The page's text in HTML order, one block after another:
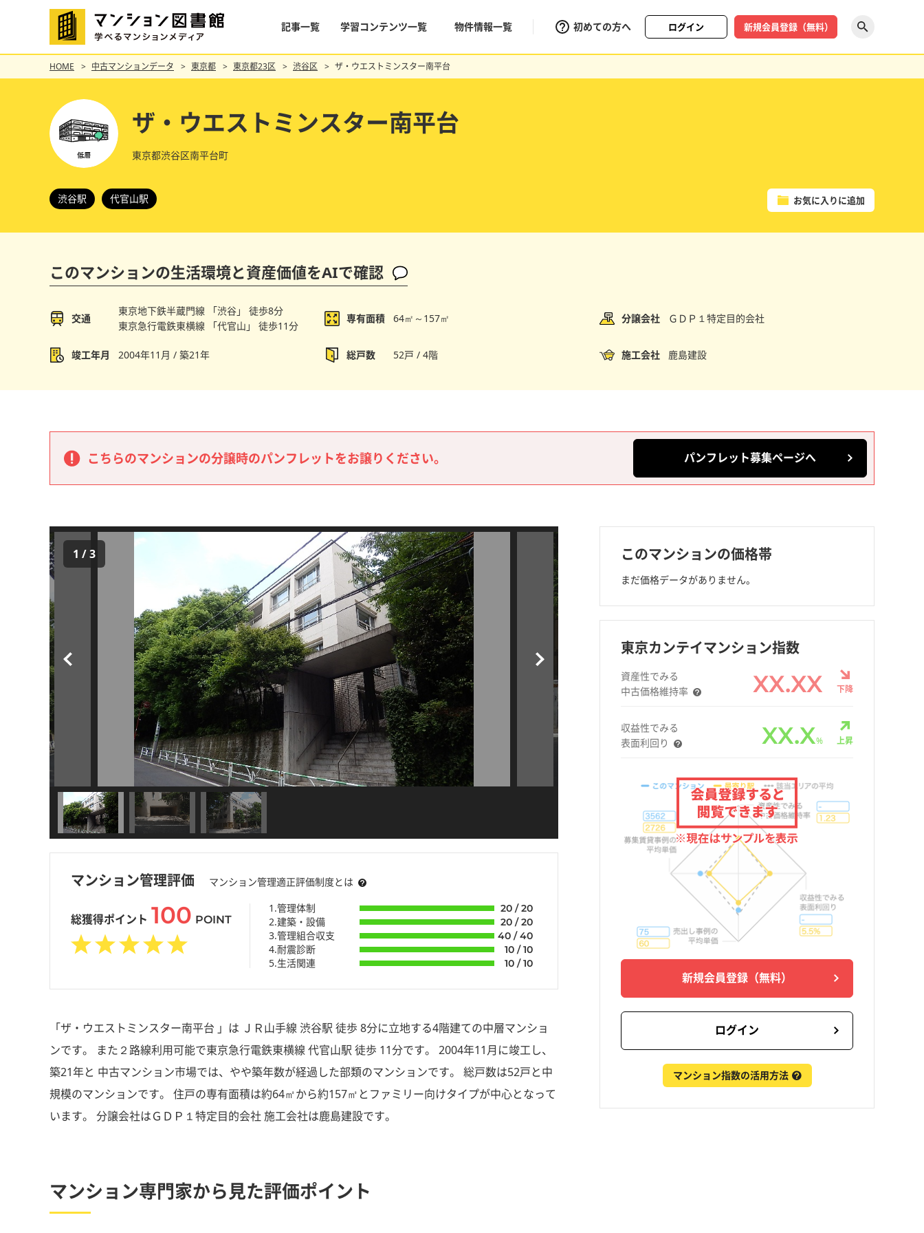
記事一覧 学習コンテンツ一覧 物件情報一覧 初めての方へ ログイン 新規会員登録（無料）
HOME 中古マンションデータ 東京都 東京都23区 渋谷区 ザ・ウエストミンスター南平台
ザ・ウエストミンスター南平台
東京都渋谷区南平台町
渋谷駅 代官山駅 お気に入りに追加
このマンションの生活環境と資産価値をAIで確認
交通
東京地下鉄半蔵門線 「渋谷」 徒歩8分
東京急行電鉄東横線 「代官山」 徒歩11分
専有面積 64㎡～157㎡ 分譲会社 ＧＤＰ１特定目的会社
竣工年月 2004年11月 / 築21年 総戸数 52戸 / 4階 施工会社 鹿島建設
こちらのマンションの分譲時のパンフレットをお譲りください。 パンフレット募集ページへ
このマンションの価格帯
まだ価格データがありません。
東京カンテイマンション指数
資産性でみる
中古価格維持率
XX.XX 下降
収益性でみる
表面利回り
XX.X% 上昇
新規会員登録 （無料）
ログイン
マンション指数の活用方法
1 /3
マンション管理評価 マンション管理適正評価制度とは
総獲得ポイント 100 POINT
1.管理体制 20 / 20
2.建築・設備 20 / 20
3.管理組合収支 40 / 40
4.耐震診断 10 / 10
5.生活関連 10 / 10
「ザ・ウエストミンスター南平台 」は ＪＲ山手線 渋谷駅 徒歩 8分に立地する4階建ての中層マンショ
ンです。 また２路線利用可能で東京急行電鉄東横線 代官山駅 徒歩 11分です。 2004年11月に竣工し、
築21年と 中古マンション市場では、やや築年数が経過した部類のマンションです。 総戸数は52戸と中
規模のマンションです。 住戸の専有面積は約64㎡から約157㎡とファミリー向けタイプが中心となって
います。 分譲会社はＧＤＰ１特定目的会社 施工会社は鹿島建設です。
マンション専門家から見た評価ポイント